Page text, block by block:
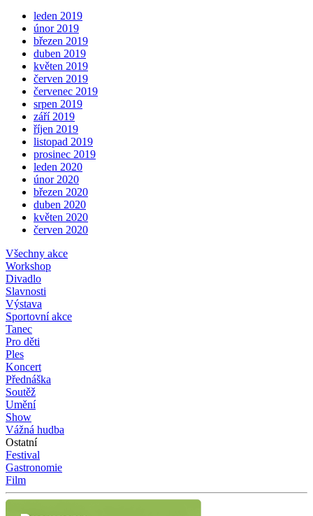
leden 2019
únor 2019
březen 2019
duben 2019
květen 2019
červen 2019
červenec 2019
srpen 2019
září 2019
říjen 2019
listopad 2019
prosinec 2019
leden 2020
únor 2020
březen 2020
duben 2020
květen 2020
červen 2020
Všechny akce
Workshop
Divadlo
Slavnosti
Výstava
Sportovní akce
Tanec
Pro děti
Ples
Koncert
Přednáška
Soutěž
Umění
Show
Vážná hudba
Ostatní
Festival
Gastronomie
Film